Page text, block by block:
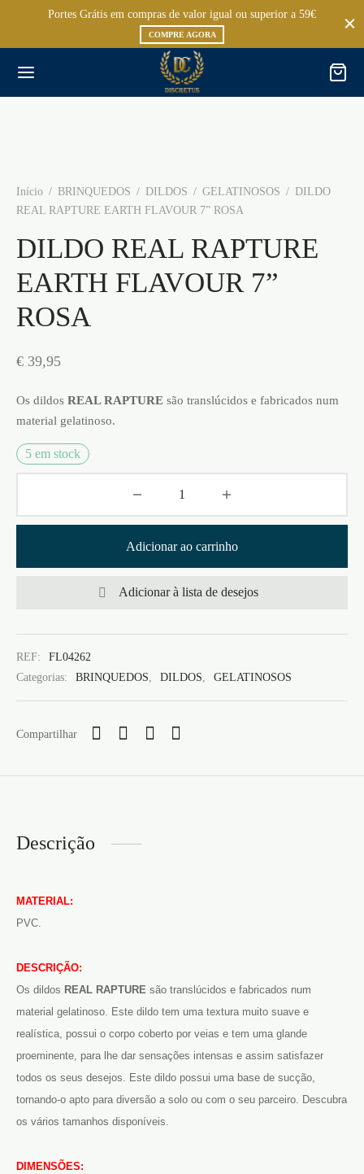
Portes Grátis em compras de valor igual ou superior a 59€
COMPRE AGORA
Início / BRINQUEDOS / DILDOS / GELATINOSOS / DILDO
REAL RAPTURE EARTH FLAVOUR 7” ROSA
DILDO REAL RAPTURE
EARTH FLAVOUR 7”
ROSA
€ 39,95
Os dildos REAL RAPTURE são translúcidos e fabricados num
material gelatinoso.
5 em stock
Adicionar ao carrinho
Adicionar à lista de desejos
REF:
FL04262
Categorias:
BRINQUEDOS DILDOS GELATINOSOS
Compartilhar
Descrição
MATERIAL:
PVC.
DESCRIÇÃO:
Os dildos REAL RAPTURE são translúcidos e fabricados num
material gelatinoso. Este dildo tem uma textura muito suave e
realística, possui o corpo coberto por veias e tem uma glande
proeminente, para lhe dar sensações intensas e assim satisfazer
todos os seus desejos. Este dildo possui uma base de sucção,
tornando-o apto para diversão a solo ou com o seu parceiro. Descubra
os vários tamanhos disponíveis.
DIMENSÕES: